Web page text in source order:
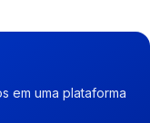
em uma plataforma